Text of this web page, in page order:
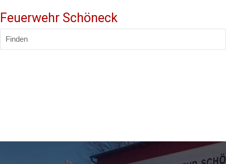
Feuerwehr Schöneck
Finden